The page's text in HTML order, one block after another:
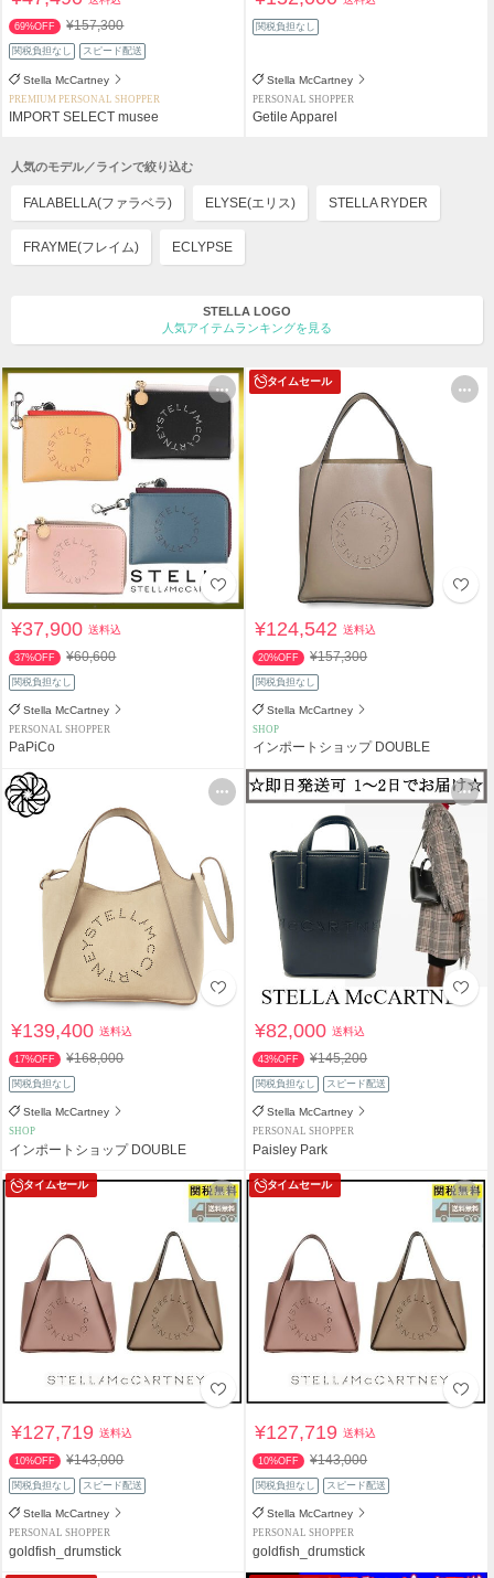
69%OFF ¥157,300
関税負担なし スピード配送
Stella McCartney
PREMIUM PERSONAL SHOPPER
IMPORT SELECT musee
関税負担なし
Stella McCartney
PERSONAL SHOPPER
Getile Apparel
人気のモデル／ラインで絞り込む
FALABELLA(ファラベラ) ELYSE(エリス) STELLA RYDER
FRAYME(フレイム) ECLYPSE
STELLA LOGO
人気アイテムランキングを見る
¥37,900送料込
37%OFF ¥60,600
関税負担なし
Stella McCartney
PERSONAL SHOPPER
PaPiCo
タイムセール
¥124,542送料込
20%OFF ¥157,300
関税負担なし
Stella McCartney
SHOP
インポートショップ DOUBLE
¥139,400送料込
17%OFF ¥168,000
関税負担なし
Stella McCartney
SHOP
インポートショップ DOUBLE
¥82,000送料込
43%OFF ¥145,200
関税負担なし スピード配送
Stella McCartney
PERSONAL SHOPPER
Paisley Park
タイムセール
¥127,719送料込
10%OFF ¥143,000
関税負担なし スピード配送
Stella McCartney
PERSONAL SHOPPER
goldfish_drumstick
タイムセール
¥127,719送料込
10%OFF ¥143,000
関税負担なし スピード配送
Stella McCartney
PERSONAL SHOPPER
goldfish_drumstick